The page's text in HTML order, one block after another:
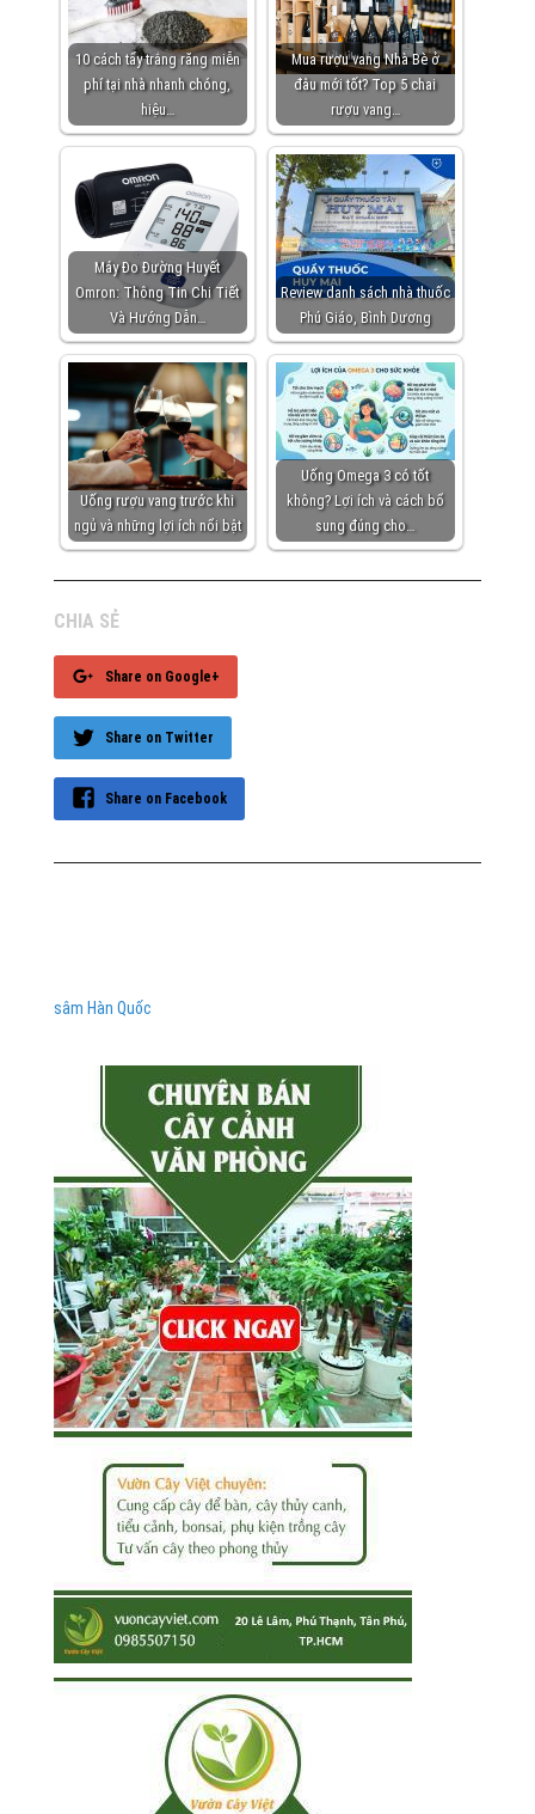
10 cách tẩy trắng răng miễn
phí tại nhà nhanh chóng,
hiệu…
Mua rượu vang Nhà Bè ở
đâu mới tốt? Top 5 chai
rượu vang…
Máy Đo Đường Huyết
Omron: Thông Tin Chi Tiết
Và Hướng Dẫn…
Review danh sách nhà thuốc
Phú Giáo, Bình Dương
Uống rượu vang trước khi
ngủ và những lợi ích nổi bật
Uống Omega 3 có tốt
không? Lợi ích và cách bổ
sung đúng cho…
CHIA SẺ
Share on Google+
Share on Twitter
Share on Facebook
sâm Hàn Quốc